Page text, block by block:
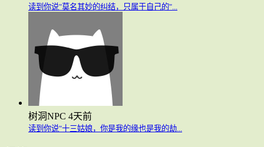
读到你说"莫名其妙的纠结，只属于自己的"...
树洞NPC 4天前
读到你说"十三姑娘，你是我的缘也是我的劫...